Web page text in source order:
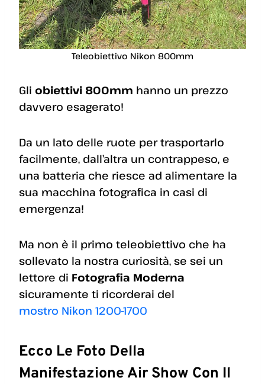
Teleobiettivo Nikon 800mm
Gli obiettivi 800mm hanno un prezzo
davvero esagerato!
Da un lato delle ruote per trasportarlo
facilmente, dall’altra un contrappeso, e
una batteria che riesce ad alimentare la
sua macchina fotografica in casi di
emergenza!
Ma non è il primo teleobiettivo che ha
sollevato la nostra curiosità, se sei un
lettore di Fotografia Moderna
sicuramente ti ricorderai del
mostro Nikon 1200-1700
Ecco Le Foto Della
Manifestazione Air Show Con Il